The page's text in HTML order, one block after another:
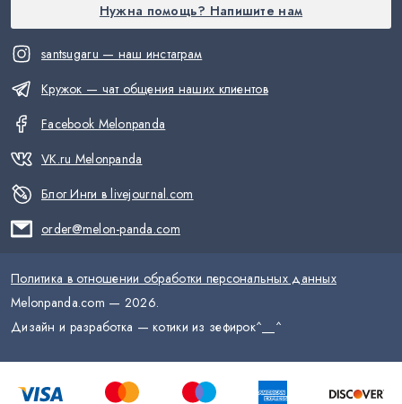
santsugaru — наш инстаграм
Кружок — чат общения наших клиентов
Facebook Melonpanda
VK.ru Melonpanda
Блог Инги в livejournal.com
order@melon-panda.com
Нужна помощь? Напишите нам
Политика в отношении обработки персональных данных
Melonpanda.com — 2026.
Дизайн и разработка — котики из зефирок^__^